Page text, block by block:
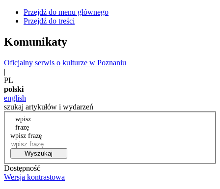
Przejdź do menu głównego
Przejdź do treści
Komunikaty
Oficjalny serwis o kulturze w Poznaniu
|
PL
polski
english
szukaj artykułów i wydarzeń
wpisz
frazę
wpisz frazę
Wyszukaj
Dostępność
Wersja kontrastowa